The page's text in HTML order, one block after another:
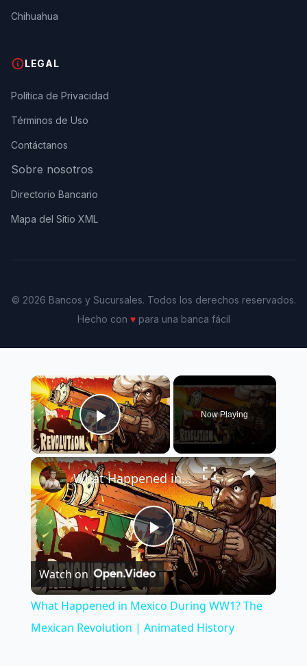
Chihuahua
LEGAL
Política de Privacidad
Términos de Uso
Contáctanos
Sobre nosotros
Directorio Bancario
Mapa del Sitio XML
© 2026 Bancos y Sucursales. Todos los derechos reservados.
Hecho con ♥para una banca fácil
×
Play Video
Now Playing
×
Play
Video
What Happened in Mexico During WW1? The Mexican Revolution | Animated History
Watch on
What Happened in Mexico During WW1? The
Mexican Revolution | Animated History